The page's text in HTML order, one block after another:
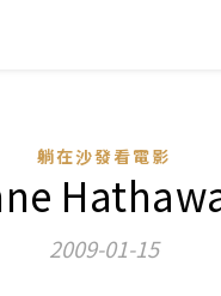
躺在沙發看電影
2009-01-15